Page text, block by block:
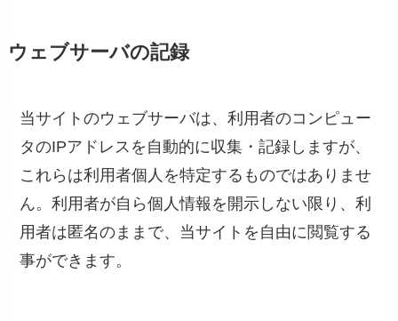
ウェブサーバの記録
当サイトのウェブサーバは、利用者のコンピュー
タのIPアドレスを自動的に収集・記録しますが、
これらは利用者個人を特定するものではありませ
ん。利用者が自ら個人情報を開示しない限り、利
用者は匿名のままで、当サイトを自由に閲覧する
事ができます。